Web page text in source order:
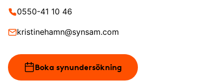
0550-41 10 46
kristinehamn@synsam.com
Boka synundersökning